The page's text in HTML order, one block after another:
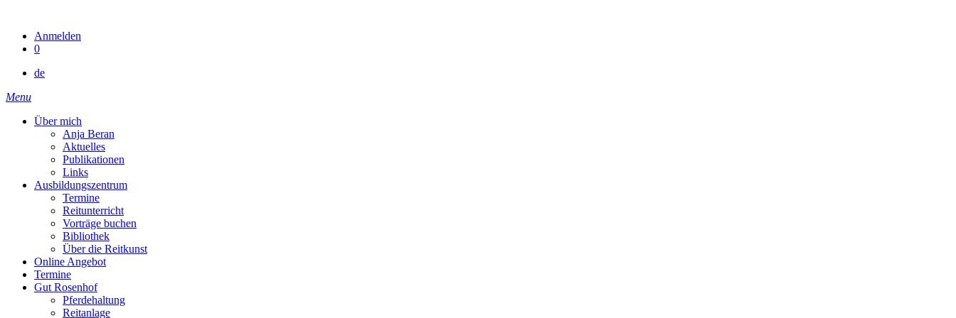
contentAnmelden
0
de
Menu
Über mich
Anja Beran
Aktuelles
Publikationen
Links
Ausbildungszentrum
Termine
Reitunterricht
Vorträge buchen
Bibliothek
Über die Reitkunst
Online Angebot
Termine
Gut Rosenhof
Pferdehaltung
Reitanlage